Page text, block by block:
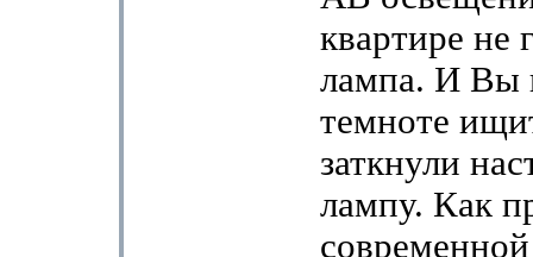
квартире не
лампа. И Вы
темноте
заткнули
лампу. Как